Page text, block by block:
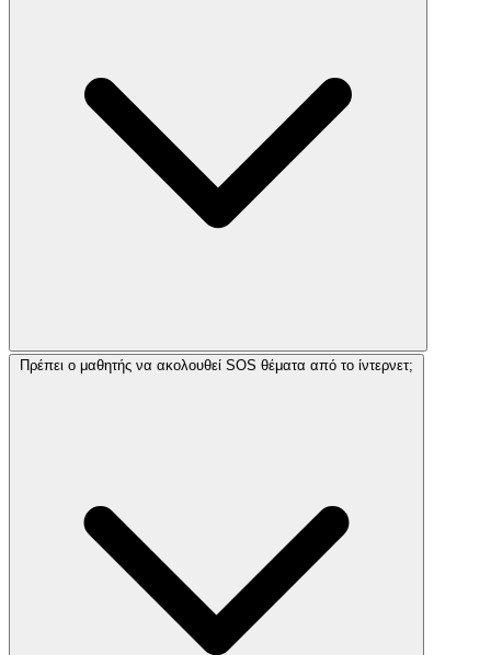
Πρέπει ο μαθητής να ακολουθεί SOS θέματα από το ίντερνετ;